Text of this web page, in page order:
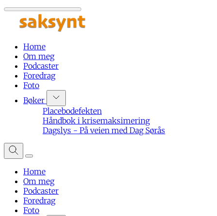
Home
Om meg
Podcaster
Foredrag
Foto
Bøker
Placebodefekten
Håndbok i krisemaksimering
Dagslys - På veien med Dag Sørås
Home
Om meg
Podcaster
Foredrag
Foto